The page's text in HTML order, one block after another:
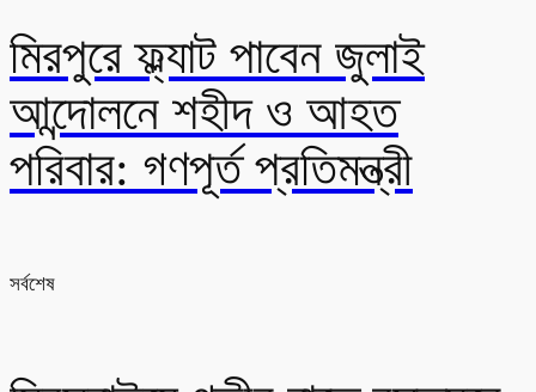
মিরপুরে ফ্ল্যাট পাবেন জুলাই
আন্দোলনে শহীদ ও আহত
পরিবার: গণপূর্ত প্রতিমন্ত্রী
সর্বশেষ